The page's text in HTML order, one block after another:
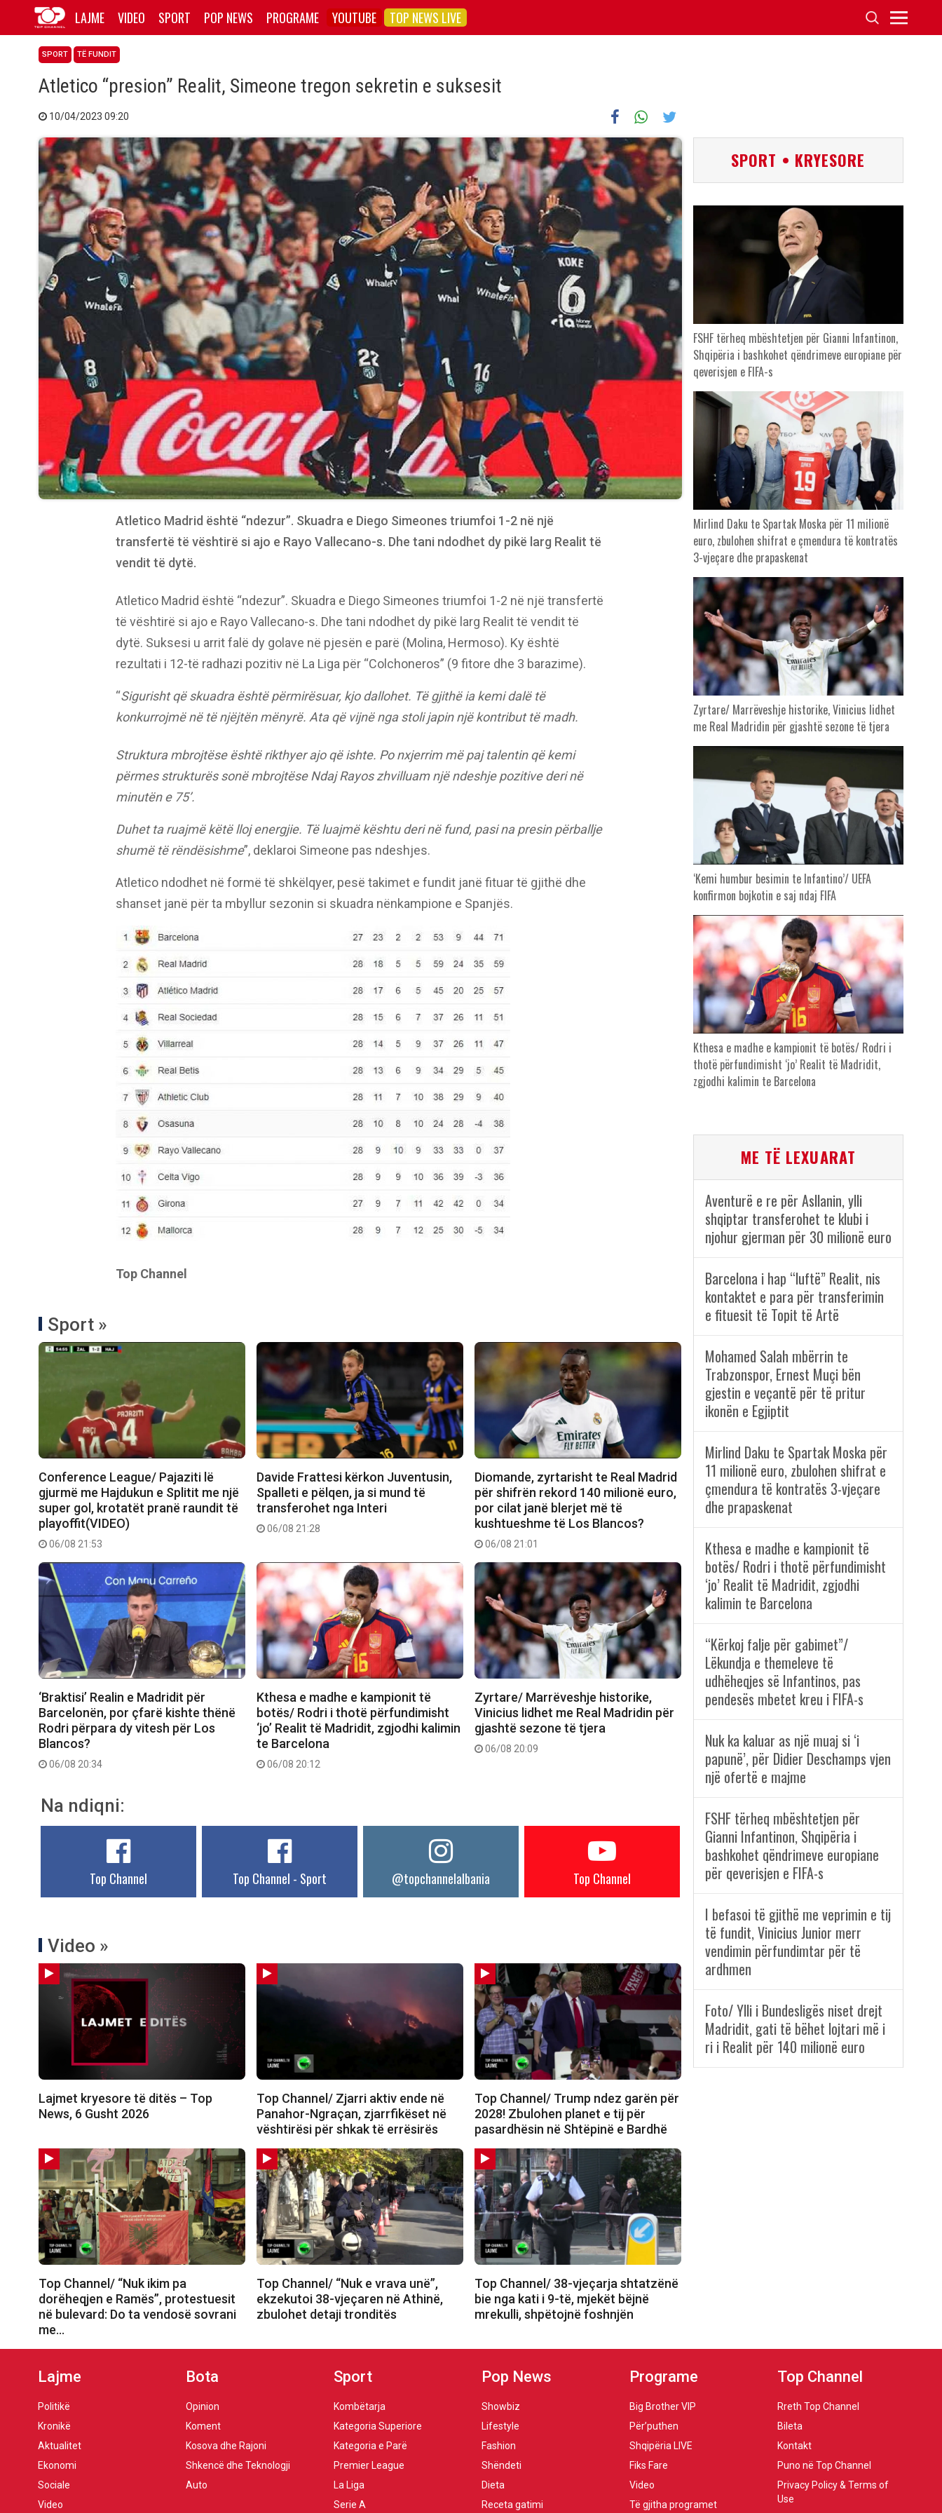
LAJME VIDEO SPORT POP NEWS PROGRAME YOUTUBE TOP NEWS LIVE
SPORT TË FUNDIT
Atletico “presion” Realit, Simeone tregon sekretin e suksesit
10/04/2023 09:20
Atletico Madrid është “ndezur”. Skuadra e Diego Simeones triumfoi 1-2 në një
transfertë të vështirë si ajo e Rayo Vallecano-s. Dhe tani ndodhet dy pikë larg Realit të
vendit të dytë.
Atletico Madrid është “ndezur”. Skuadra e Diego Simeones triumfoi 1-2 në një transfertë
të vështirë si ajo e Rayo Vallecano-s. Dhe tani ndodhet dy pikë larg Realit të vendit të
dytë. Suksesi u arrit falë dy golave në pjesën e parë (Molina, Hermoso). Ky është
rezultati i 12-të radhazi pozitiv në La Liga për “Colchoneros” (9 fitore dhe 3 barazime).
“Sigurisht që skuadra është përmirësuar, kjo dallohet. Të gjithë ia kemi dalë të
konkurrojmë në të njëjtën mënyrë. Ata që vijnë nga stoli japin një kontribut të madh.
Struktura mbrojtëse është rikthyer ajo që ishte. Po nxjerrim më paj talentin që kemi
përmes strukturës sonë mbrojtëse Ndaj Rayos zhvilluam një ndeshje pozitive deri në
minutën e 75’.
Duhet ta ruajmë këtë lloj energjie. Të luajmë kështu deri në fund, pasi na presin përballje
shumë të rëndësishme”, deklaroi Simeone pas ndeshjes.
Atletico ndodhet në formë të shkëlqyer, pesë takimet e fundit janë fituar të gjithë dhe
shanset janë për ta mbyllur sezonin si skuadra nënkampione e Spanjës.
Top Channel
Sport »
Conference League/ Pajaziti lë
gjurmë me Hajdukun e Splitit me një
super gol, krotatët pranë raundit të
playoffit(VIDEO)
06/08 21:53
Davide Frattesi kërkon Juventusin,
Spalleti e pëlqen, ja si mund të
transferohet nga Interi
06/08 21:28
Diomande, zyrtarisht te Real Madrid
për shifrën rekord 140 milionë euro,
por cilat janë blerjet më të
kushtueshme të Los Blancos?
06/08 21:01
‘Braktisi’ Realin e Madridit për
Barcelonën, por çfarë kishte thënë
Rodri përpara dy vitesh për Los
Blancos?
06/08 20:34
Kthesa e madhe e kampionit të
botës/ Rodri i thotë përfundimisht
‘jo’ Realit të Madridit, zgjodhi kalimin
te Barcelona
06/08 20:12
Zyrtare/ Marrëveshje historike,
Vinicius lidhet me Real Madridin për
gjashtë sezone të tjera
06/08 20:09
Na ndiqni:
Top Channel Top Channel - Sport @topchannelalbania Top Channel
Video »
Lajmet kryesore të ditës – Top
News, 6 Gusht 2026
Top Channel/ Zjarri aktiv ende në
Panahor-Ngraçan, zjarrfikëset në
vështirësi për shkak të errësirës
Top Channel/ Trump ndez garën për
2028! Zbulohen planet e tij për
pasardhësin në Shtëpinë e Bardhë
Top Channel/ “Nuk ikim pa
dorëheqjen e Ramës”, protestuesit
në bulevard: Do ta vendosë sovrani
me…
Top Channel/ “Nuk e vrava unë”,
ekzekutoi 38-vjeçaren në Athinë,
zbulohet detaji tronditës
Top Channel/ 38-vjeçarja shtatzënë
bie nga kati i 9-të, mjekët bëjnë
mrekulli, shpëtojnë foshnjën
SPORT • KRYESORE
FSHF tërheq mbështetjen për Gianni Infantinon,
Shqipëria i bashkohet qëndrimeve europiane për
qeverisjen e FIFA-s
Mirlind Daku te Spartak Moska për 11 milionë
euro, zbulohen shifrat e çmendura të kontratës
3-vjeçare dhe prapaskenat
Zyrtare/ Marrëveshje historike, Vinicius lidhet
me Real Madridin për gjashtë sezone të tjera
‘Kemi humbur besimin te Infantino’/ UEFA
konfirmon bojkotin e saj ndaj FIFA
Kthesa e madhe e kampionit të botës/ Rodri i
thotë përfundimisht ‘jo’ Realit të Madridit,
zgjodhi kalimin te Barcelona
ME TË LEXUARAT
Aventurë e re për Asllanin, ylli
shqiptar transferohet te klubi i
njohur gjerman për 30 milionë euro
Barcelona i hap “luftë” Realit, nis
kontaktet e para për transferimin
e fituesit të Topit të Artë
Mohamed Salah mbërrin te
Trabzonspor, Ernest Muçi bën
gjestin e veçantë për të pritur
ikonën e Egjiptit
Mirlind Daku te Spartak Moska për
11 milionë euro, zbulohen shifrat e
çmendura të kontratës 3-vjeçare
dhe prapaskenat
Kthesa e madhe e kampionit të
botës/ Rodri i thotë përfundimisht
‘jo’ Realit të Madridit, zgjodhi
kalimin te Barcelona
“Kërkoj falje për gabimet”/
Lëkundja e themeleve të
udhëheqjes së Infantinos, pas
pendesës mbetet kreu i FIFA-s
Nuk ka kaluar as një muaj si ‘i
papunë’, për Didier Deschamps vjen
një ofertë e majme
FSHF tërheq mbështetjen për
Gianni Infantinon, Shqipëria i
bashkohet qëndrimeve europiane
për qeverisjen e FIFA-s
I befasoi të gjithë me veprimin e tij
të fundit, Vinicius Junior merr
vendimin përfundimtar për të
ardhmen
Foto/ Ylli i Bundesligës niset drejt
Madridit, gati të bëhet lojtari më i
ri i Realit për 140 milionë euro
Lajme
Politikë
Kronikë
Aktualitet
Ekonomi
Sociale
Video
Bota
Opinion
Koment
Kosova dhe Rajoni
Shkencë dhe Teknologji
Auto
Sport
Kombëtarja
Kategoria Superiore
Kategoria e Parë
Premier League
La Liga
Serie A
Pop News
Showbiz
Lifestyle
Fashion
Shëndeti
Dieta
Receta gatimi
Programe
Big Brother VIP
Për’puthen
Shqipëria LIVE
Fiks Fare
Video
Të gjitha programet
Top Channel
Rreth Top Channel
Bileta
Kontakt
Puno në Top Channel
Privacy Policy & Terms of
Use